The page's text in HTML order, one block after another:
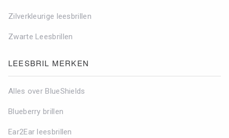
Zilverkleurige leesbrillen
Zwarte Leesbrillen
LEESBRIL MERKEN
Alles over BlueShields
Blueberry brillen
Ear2Ear leesbrillen